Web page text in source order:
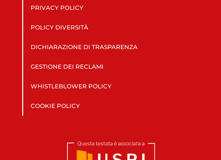
PRIVACY POLICY
POLICY DIVERSITÀ
DICHIARAZIONE DI TRASPARENZA
GESTIONE DEI RECLAMI
WHISTLEBLOWER POLICY
COOKIE POLICY